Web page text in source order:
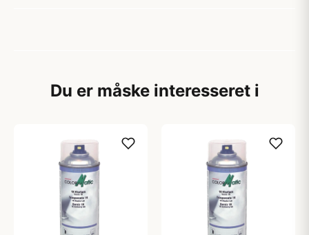
Du er måske interesseret i